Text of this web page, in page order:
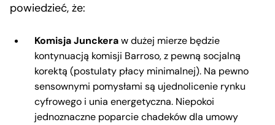
powiedzieć, że:
Komisja Junckeraw dużej mierze będzie
kontynuacją komisji Barroso, z pewną socjalną
korektą (postulaty płacy minimalnej). Na pewno
sensownymi pomysłami są ujednolicenie rynku
cyfrowego i unia energetyczna. Niepokoi
jednoznaczne poparcie chadeków dla umowy